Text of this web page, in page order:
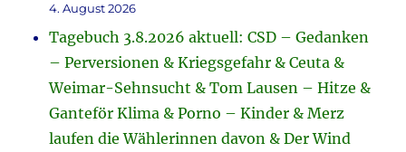
4. August 2026
Tagebuch 3.8.2026 aktuell: CSD – Gedanken
– Perversionen & Kriegsgefahr & Ceuta &
Weimar-Sehnsucht & Tom Lausen – Hitze &
Ganteför Klima & Porno – Kinder & Merz
laufen die Wählerinnen davon & Der Wind